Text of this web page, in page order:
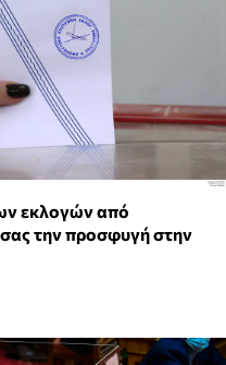
εκλογών από
την προσφυγή στην